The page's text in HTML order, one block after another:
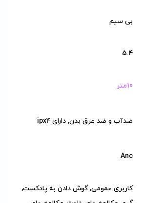
بی سیم
5.4
10متر
ضدآب و ضد عرق بدن, دارای ipx4
Anc
کاربری عمومی, گوش دادن به پادکست,